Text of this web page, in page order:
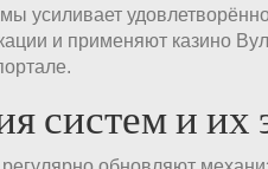
усиливает
и применяют казино
систем и их